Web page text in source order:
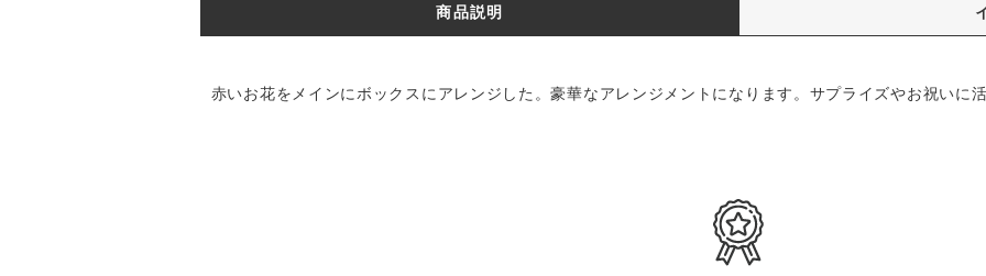
商品説明
赤いお花をメインにボックスにアレンジした。豪華なアレンジメントになります。サプライズやお祝いに活